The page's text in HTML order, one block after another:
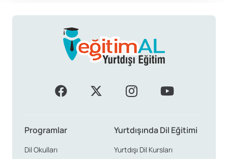
Programlar
Dil Okulları
Yurtdışında Dil Eğitimi
Yurtdışı Dil Kursları